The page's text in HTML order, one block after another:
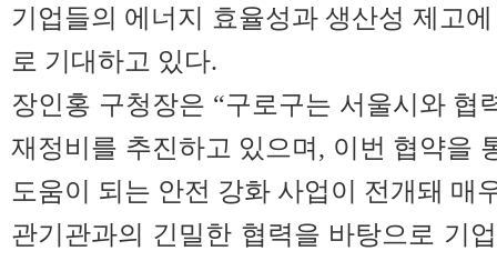
기업들의 에너지 효율성과 생산성 제고
로 기대하고 있다.
장인홍 구청장은 “구로구는 서울시와 협
재정비를 추진하고 있으며, 이번 협약을
도움이 되는 안전 강화 사업이 전개돼 매
관기관과의 긴밀한 협력을 바탕으로 기